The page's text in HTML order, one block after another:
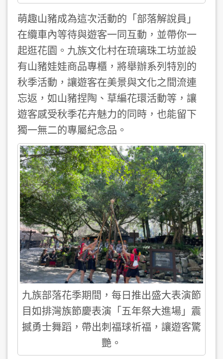
萌趣山豬成為這次活動的「部落解說員」
在纜車內等待與遊客一同互動，並帶你一
起逛花園。九族文化村在琉璃珠工坊並設
有山豬娃娃商品專櫃，將舉辦系列特別的
秋季活動，讓遊客在美景與文化之間流連
忘返，如山豬捏陶、草編花環活動等，讓
遊客感受秋季花卉魅力的同時，也能留下
獨一無二的專屬紀念品。
九族部落花季期間，每日推出盛大表演節
目如排灣族節慶表演「五年祭大進場」震
撼勇士舞蹈，帶出刺福球祈福，讓遊客驚
艷。